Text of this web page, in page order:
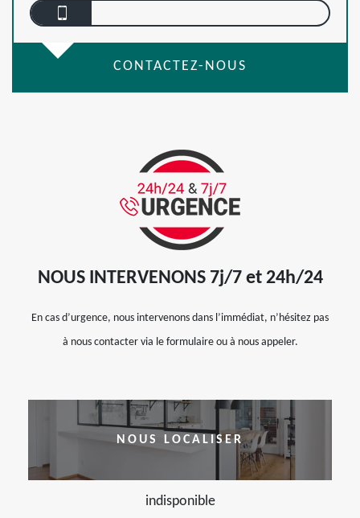
CONTACTEZ-NOUS
NOUS INTERVENONS 7j/7 et 24h/24
En cas d’urgence, nous intervenons dans l’immédiat, n’hésitez pas
à nous contacter via le formulaire ou à nous appeler.
NOUS LOCALISER
indisponible